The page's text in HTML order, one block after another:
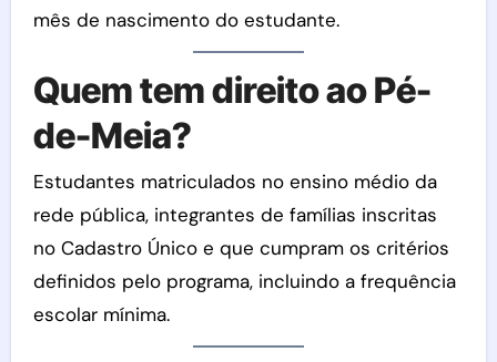
mês de nascimento do estudante.
Quem tem direito ao Pé-
de-Meia?
Estudantes matriculados no ensino médio da
rede pública, integrantes de famílias inscritas
no Cadastro Único e que cumpram os critérios
definidos pelo programa, incluindo a frequência
escolar mínima.